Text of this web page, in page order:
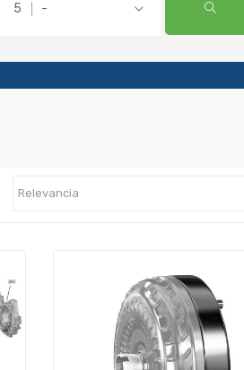
-
Relevancia